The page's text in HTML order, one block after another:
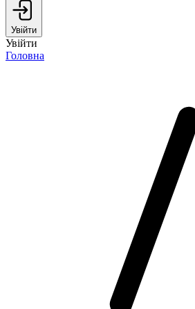
Увійти
Увійти
Головна